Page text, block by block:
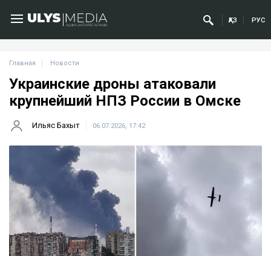
ҚАЗ РУС
Главная Новости
Украинские дроны атаковали
крупнейший НПЗ России в Омске
Ильяс Бахыт 06.07.2026, 17:42